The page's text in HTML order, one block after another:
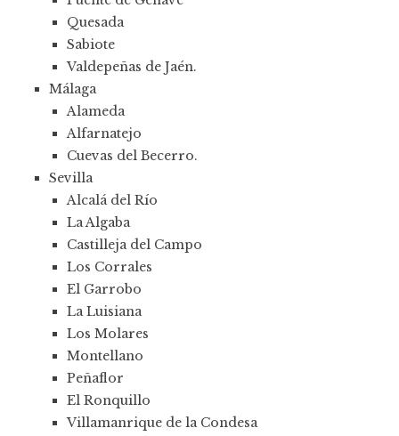
Quesada
Sabiote
Valdepeñas de Jaén.
Málaga
Alameda
Alfarnatejo
Cuevas del Becerro.
Sevilla
Alcalá del Río
La Algaba
Castilleja del Campo
Los Corrales
El Garrobo
La Luisiana
Los Molares
Montellano
Peñaflor
El Ronquillo
Villamanrique de la Condesa